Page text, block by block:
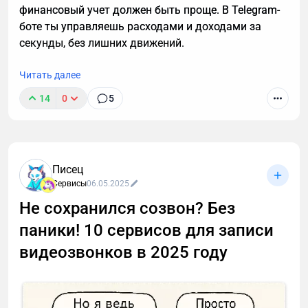
финансовый учет должен быть проще. В Telegram-
боте ты управляешь расходами и доходами за
секунды, без лишних движений.
Читать далее
14 0 5
Писец
Сервисы06.05.2025
Не сохранился созвон? Без
паники! 10 сервисов для записи
видеозвонков в 2025 году